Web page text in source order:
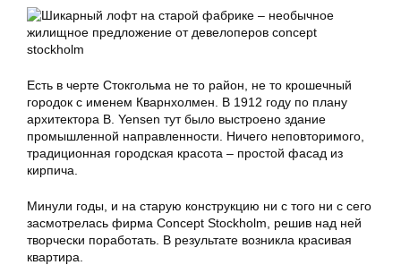
Есть в черте Стокгольма не то район, не то крошечный
городок с именем Кварнхолмен. В 1912 году по плану
архитектора B. Yensen тут было выстроено здание
промышленной направленности. Ничего неповторимого,
традиционная городская красота – простой фасад из
кирпича.
Минули годы, и на старую конструкцию ни с того ни с сего
засмотрелась фирма Concept Stockholm, решив над ней
творчески поработать. В результате возникла красивая
квартира.